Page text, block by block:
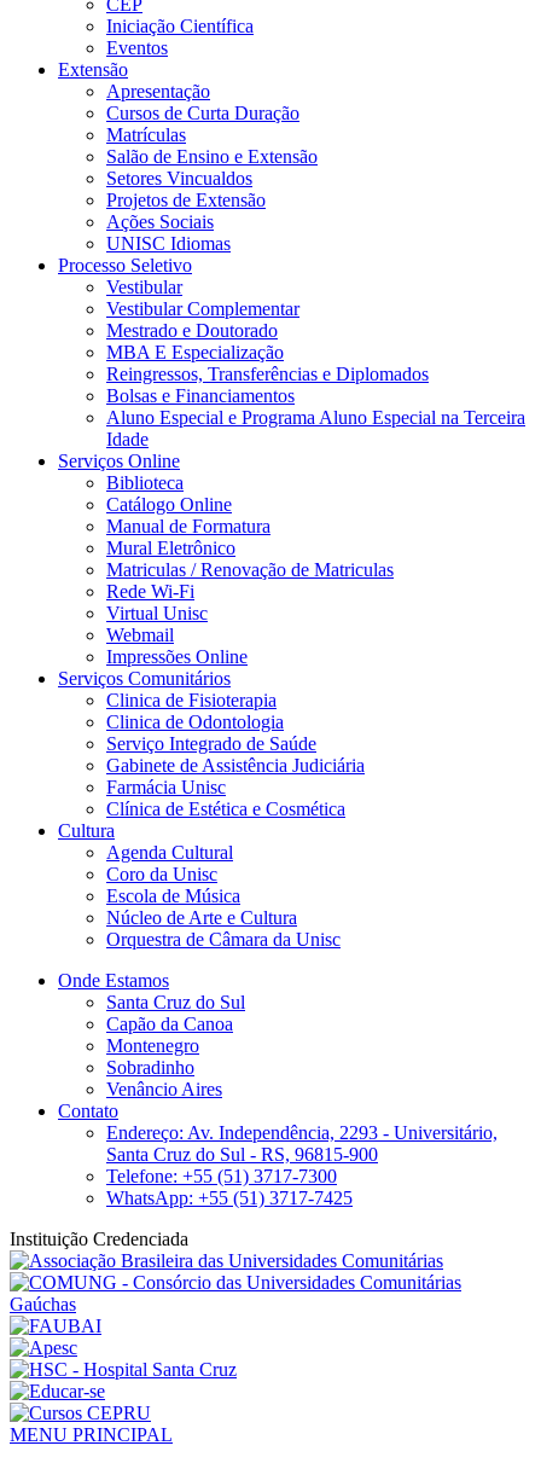
Iniciação Científica
Eventos
Extensão
Apresentação
Cursos de Curta Duração
Matrículas
Salão de Ensino e Extensão
Setores Vincualdos
Projetos de Extensão
Ações Sociais
UNISC Idiomas
Processo Seletivo
Vestibular
Vestibular Complementar
Mestrado e Doutorado
MBA E Especialização
Reingressos, Transferências e Diplomados
Bolsas e Financiamentos
Aluno Especial e Programa Aluno Especial na Terceira
Idade
Serviços Online
Biblioteca
Catálogo Online
Manual de Formatura
Mural Eletrônico
Matriculas / Renovação de Matriculas
Rede Wi-Fi
Virtual Unisc
Webmail
Impressões Online
Serviços Comunitários
Clinica de Fisioterapia
Clinica de Odontologia
Serviço Integrado de Saúde
Gabinete de Assistência Judiciária
Farmácia Unisc
Clínica de Estética e Cosmética
Cultura
Agenda Cultural
Coro da Unisc
Escola de Música
Núcleo de Arte e Cultura
Orquestra de Câmara da Unisc
Onde Estamos
Santa Cruz do Sul
Capão da Canoa
Montenegro
Sobradinho
Venâncio Aires
Contato
Endereço: Av. Independência, 2293 - Universitário,
Santa Cruz do Sul - RS, 96815-900
Telefone: +55 (51) 3717-7300
WhatsApp: +55 (51) 3717-7425
Instituição Credenciada
MENU PRINCIPAL